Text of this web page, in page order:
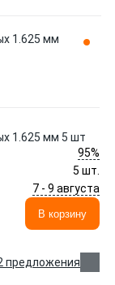
1.625 мм
1.625 мм 5 шт
95%
5 шт.
7 - 9 августа
В корзину
предложения